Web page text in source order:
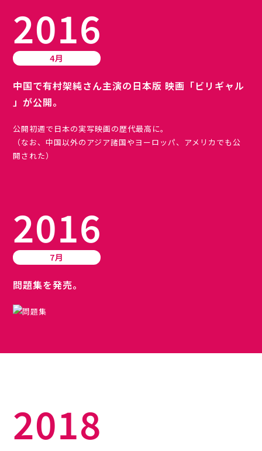
2016
4月
中国で有村架純さん主演の日本版 映画「ビリギャル
」が公開。
公開初週で日本の実写映画の歴代最高に。
（なお、中国以外のアジア諸国やヨーロッパ、アメリカでも公
開された）
2016
7月
問題集を発売。
2018